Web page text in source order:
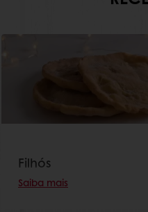
Filhós
Saiba mais